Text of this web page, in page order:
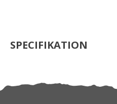
SPECIFIKATION